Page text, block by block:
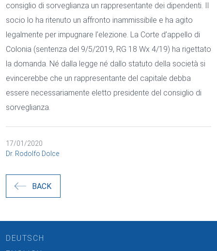
consiglio di sorveglianza un rappresentante dei dipendenti. Il
socio lo ha ritenuto un affronto inammissibile e ha agito
legalmente per impugnare l’elezione. La Corte d’appello di
Colonia (sentenza del 9/5/2019, RG 18 Wx 4/19) ha rigettato
la domanda. Né dalla legge né dallo statuto della società si
evincerebbe che un rappresentante del capitale debba
essere necessariamente eletto presidente del consiglio di
sorveglianza.
17/01/2020
Dr. Rodolfo Dolce
BACK
DEUTSCH